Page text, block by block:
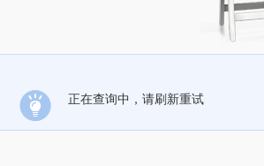
正在查询中，请刷新重试